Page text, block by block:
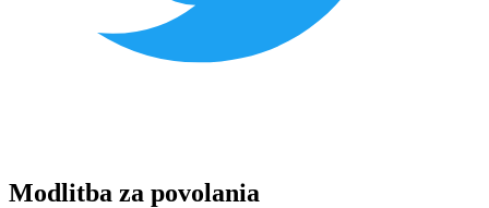
Modlitba za povolania